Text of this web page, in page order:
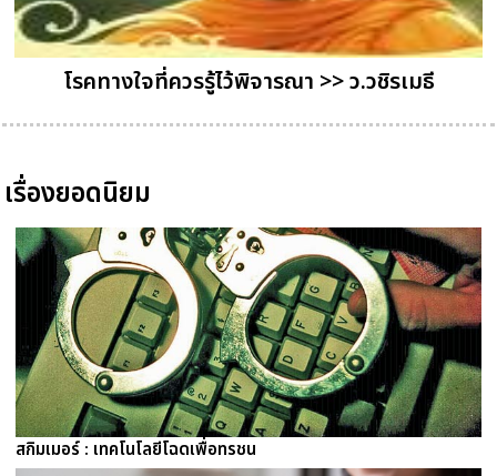
โรคทางใจที่ควรรู้ไว้พิจารณา >> ว.วชิรเมธี
เรื่องยอดนิยม
สกิมเมอร์ : เทคโนโลยีโฉดเพื่อทรชน